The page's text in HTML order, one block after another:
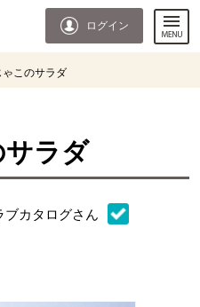
ログイン
ゃこのサラダ
ラダ
ブカタログさん